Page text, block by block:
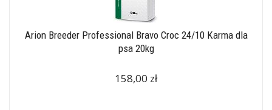
Arion Breeder Professional Bravo Croc 24/10 Karma dla
psa 20kg
158,00 zł